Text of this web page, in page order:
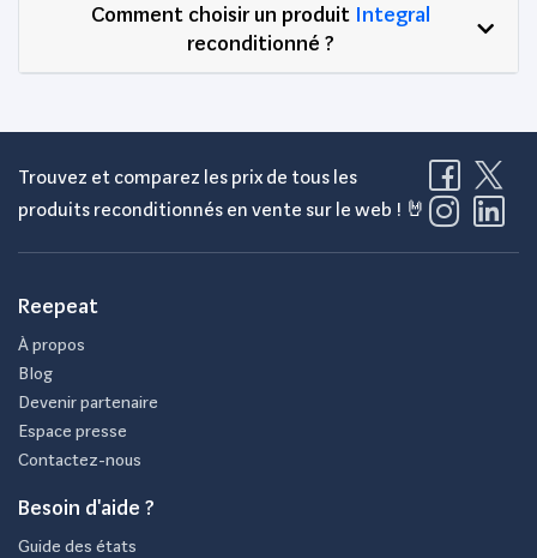
Comment choisir un produit Integral
reconditionné ?
Trouvez et comparez les prix de tous les
produits reconditionnés en vente sur le web ! 🤘
Reepeat
À propos
Blog
Devenir partenaire
Espace presse
Contactez-nous
Besoin d'aide ?
Guide des états